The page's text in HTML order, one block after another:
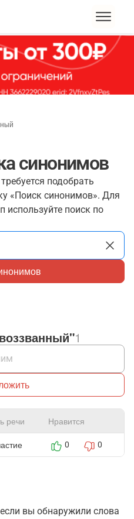
синонимов
подобрать
«Поиск синонимов». Для
используйте поиск по
1
речи Нравится
0 0
вы обнаружили слова